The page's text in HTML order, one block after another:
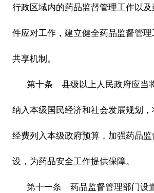
行政区域内的药品监督管理工作以
件应对工作，建立健全药品监督管
共享机制。
第十条 县级以上人民政府应当
纳入本级国民经济和社会发展规划
经费列入本级政府预算，加强药品
设，为药品安全工作提供保障。
第十一条 药品监督管理部门设